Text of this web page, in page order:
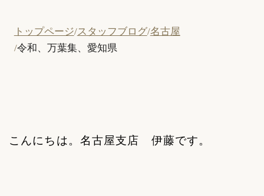
トップページ スタッフブログ 名古屋
令和、万葉集、愛知県
こんにちは。名古屋支店 伊藤です。